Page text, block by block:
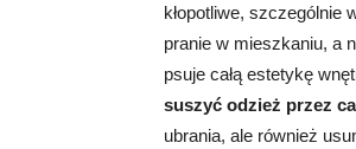
kłopotliwe, szczególnie
pranie w mieszkaniu, a
psuje całą estetykę
suszyć odzież przez
ubrania, ale również